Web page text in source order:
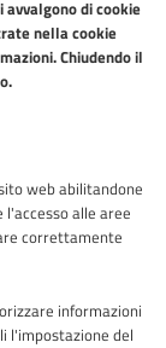
di cookie
nellacookie
Chiudendo il
web abilitandone
l'accesso alle aree
correttamente
informazioni
l'impostazione del
Instagram